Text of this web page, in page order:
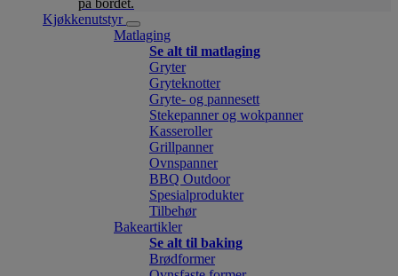
på bordet.
Kjøkkenutstyr
Matlaging
Se alt til matlaging
Gryter
Gryteknotter
Gryte- og pannesett
Stekepanner og wokpanner
Kasseroller
Grillpanner
Ovnspanner
BBQ Outdoor
Spesialprodukter
Tilbehør
Bakeartikler
Se alt til baking
Brødformer